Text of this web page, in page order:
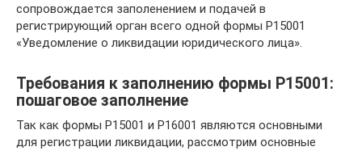
сопровождается заполенением и подачей в
регистрирующий орган всего одной формы Р15001
«Уведомление о ликвидации юридического лица».
Требования к заполнению формы Р15001:
пошаговое заполнение
Так как формы Р15001 и Р16001 являются основными
для регистрации ликвидации, рассмотрим основные